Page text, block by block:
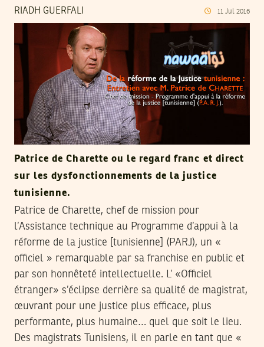
RIADH GUERFALI 11 Jul 2016
Patrice de Charette ou le regard franc et direct
sur les dysfonctionnements de la justice
tunisienne.
Patrice de Charette, chef de mission pour
l’Assistance technique au Programme d’appui à la
réforme de la justice [tunisienne] (PARJ), un «
officiel » remarquable par sa franchise en public et
par son honnêteté intellectuelle. L’ «Officiel
étranger» s’éclipse derrière sa qualité de magistrat,
œuvrant pour une justice plus efficace, plus
performante, plus humaine… quel que soit le lieu.
Des magistrats Tunisiens, il en parle en tant que «